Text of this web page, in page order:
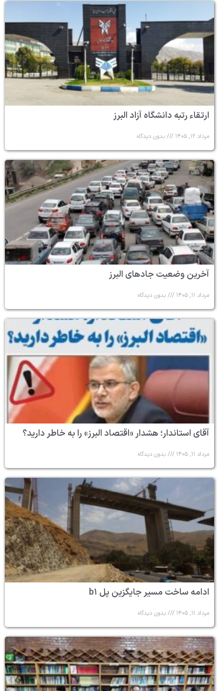
ارتقاء رتبه دانشگاه آزاد البرز
مرداد ۱۲, ۱۴۰۵ بدون دیدگاه
آخرین وضعیت جادهای البرز
مرداد ۱۱, ۱۴۰۵ بدون دیدگاه
آقای استاندار؛ هشدار «اقتصاد البرز» را به خاطر دارید؟
مرداد ۱۱, ۱۴۰۵ بدون دیدگاه
ادامه ساخت مسیر جایگزین پل b۱
مرداد ۱۱, ۱۴۰۵ بدون دیدگاه